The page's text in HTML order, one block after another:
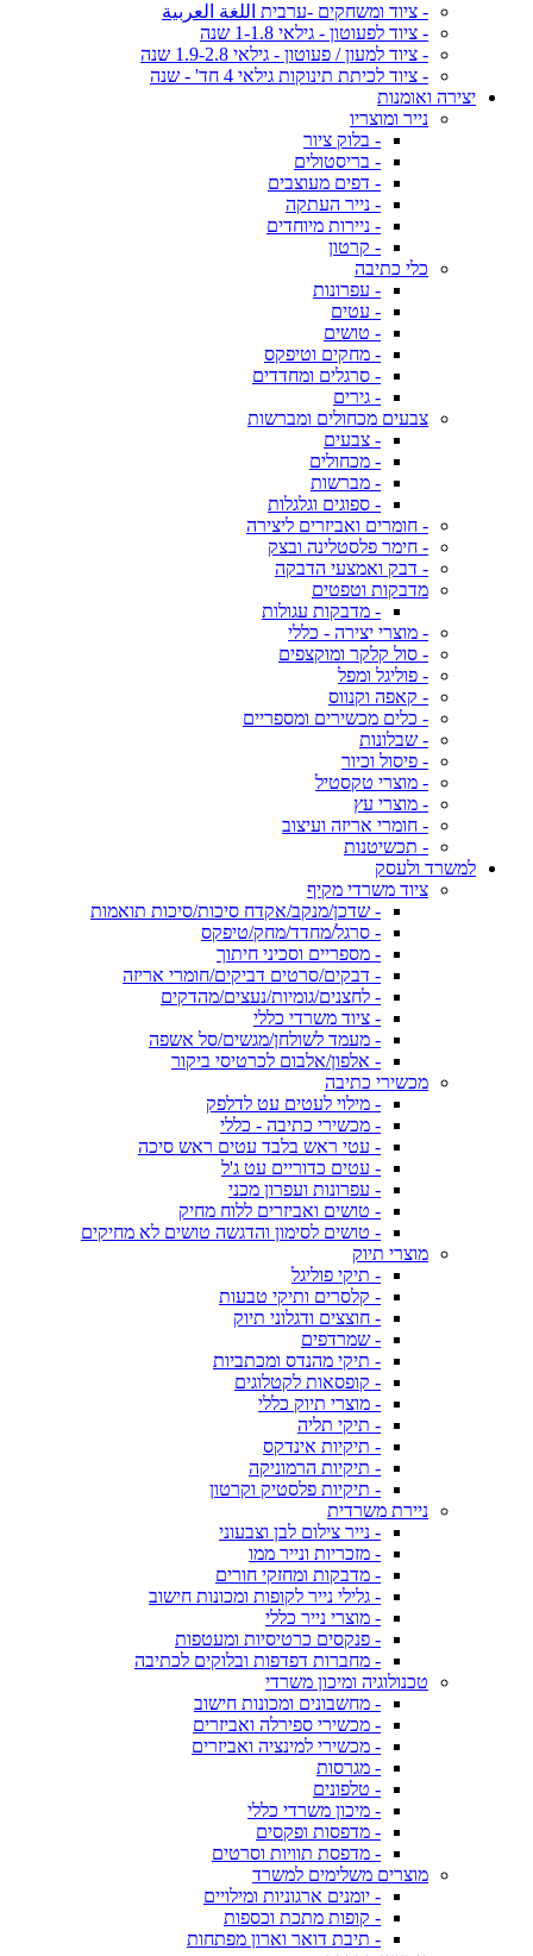
- ציוד ומשחקים -ערבית اللغة العربية
- ציוד לפעוטון - גילאי 1-1.8 שנה
- ציוד למעון / פעוטון - גילאי 1.9-2.8 שנה
- ציוד לכיתת תינוקות גילאי 4 חד' - שנה
יצירה ואומנות
נייר ומוצריו
- בלוק ציור
- בריסטולים
- דפים מעוצבים
- נייר העתקה
- ניירות מיוחדים
- קרטון
כלי כתיבה
- עפרונות
- עטים
- טושים
- מחקים וטיפקס
- סרגלים ומחדדים
- גירים
צבעים מכחולים ומברשות
- צבעים
- מכחולים
- מברשות
- ספוגים וגלגלות
- חומרים ואביזרים ליצירה
- חימר פלסטלינה ובצק
- דבק ואמצעי הדבקה
מדבקות וטפטים
- מדבקות עגולות
- מוצרי יצירה - כללי
- סול קלקר ומוקצפים
- פוליגל ומפל
- קאפה וקנווס
- כלים מכשירים ומספריים
- שבלונות
- פיסול וכיור
- מוצרי טקסטיל
- מוצרי עץ
- חומרי אריזה ועיצוב
- תכשיטנות
למשרד ולעסק
ציוד משרדי מקיף
- שדכן/מנקב/אקדח סיכות/סיכות תואמות
- סרגל/מחדד/מחק/טיפקס
- מספריים וסכיני חיתוך
- דבקים/סרטים דביקים/חומרי אריזה
- לחצנים/גומיות/נעצים/מהדקים
- ציוד משרדי כללי
- מעמד לשולחן/מגשים/סל אשפה
- אלפון/אלבום לכרטיסי ביקור
מכשירי כתיבה
- מילוי לעטים עט לדלפק
- מכשירי כתיבה - כללי
- עטי ראש בלבד עטים ראש סיכה
- עטים כדוריים עט ג'ל
- עפרונות ועפרון מכני
- טושים ואביזרים ללוח מחיק
- טושים לסימון והדגשה טושים לא מחיקים
מוצרי תיוק
- תיקי פוליגל
- קלסרים ותיקי טבעות
- חוצצים ודגלוני תיוק
- שמרדפים
- תיקי מהנדס ומכתביות
- קופסאות לקטלוגים
- מוצרי תיוק כללי
- תיקי תליה
- תיקיות אינדקס
- תיקיות הרמוניקה
- תיקיות פלסטיק וקרטון
ניירת משרדית
- נייר צילום לבן וצבעוני
- מזכריות ונייר ממו
- מדבקות ומחזקי חורים
- גלילי נייר לקופות ומכונות חישוב
- מוצרי נייר כללי
- פנקסים כרטיסיות ומעטפות
- מחברות דפדפות ובלוקים לכתיבה
טכנולוגיה ומיכון משרדי
- מחשבונים ומכונות חישוב
- מכשירי ספירלה ואביזרים
- מכשירי למינציה ואביזרים
- מגרסות
- טלפונים
- מיכון משרדי כללי
- מדפסות ופקסים
- מדפסת תוויות וסרטים
מוצרים משלימים למשרד
- יומנים ארגוניות ומילויים
- קופות מתכת וכספות
- תיבת דואר וארון מפתחות